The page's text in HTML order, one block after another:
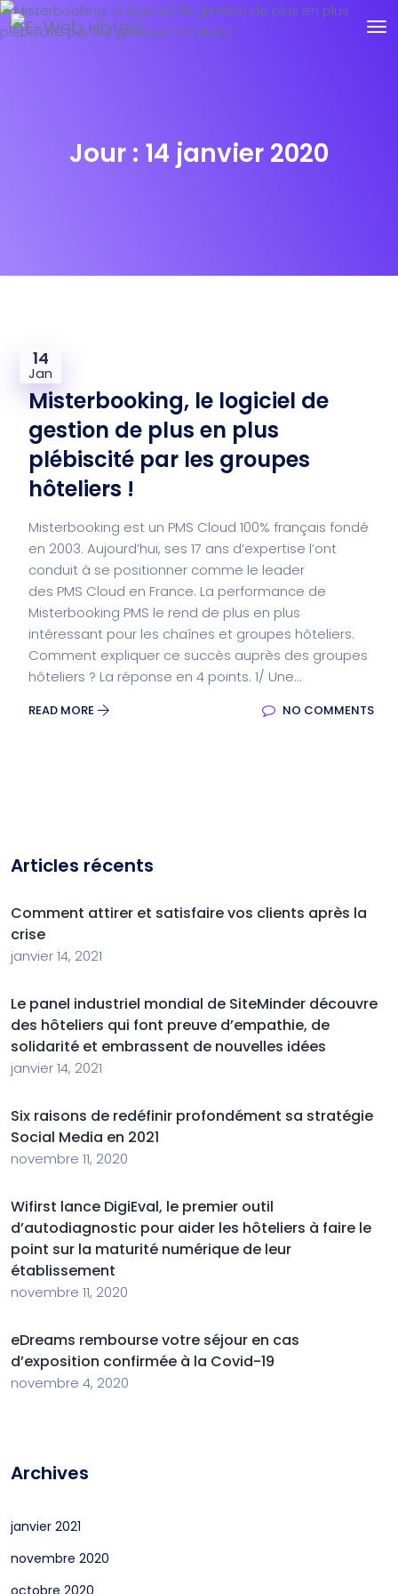
Jour : 14 janvier 2020
14
Jan
Misterbooking, le logiciel de
gestion de plus en plus
plébiscité par les groupes
hôteliers !
Misterbooking est un PMS Cloud 100% français fondé
en 2003. Aujourd’hui, ses 17 ans d’expertise l’ont
conduit à se positionner comme le leader
des PMS Cloud en France. La performance de
Misterbooking PMS le rend de plus en plus
intéressant pour les chaînes et groupes hôteliers.
Comment expliquer ce succès auprès des groupes
hôteliers ? La réponse en 4 points. 1/ Une...
READ MORE NO COMMENTS
Articles récents
Comment attirer et satisfaire vos clients après la
crise
janvier 14, 2021
Le panel industriel mondial de SiteMinder découvre
des hôteliers qui font preuve d’empathie, de
solidarité et embrassent de nouvelles idées
janvier 14, 2021
Six raisons de redéfinir profondément sa stratégie
Social Media en 2021
novembre 11, 2020
Wifirst lance DigiEval, le premier outil
d’autodiagnostic pour aider les hôteliers à faire le
point sur la maturité numérique de leur
établissement
novembre 11, 2020
eDreams rembourse votre séjour en cas
d’exposition confirmée à la Covid-19
novembre 4, 2020
Archives
janvier 2021
novembre 2020
octobre 2020